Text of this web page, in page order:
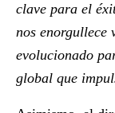
clave para el
nos enorgullece
evolucionado
global que